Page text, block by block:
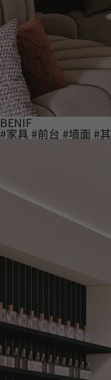
BENIF
#家具 #前台 #墙面 #